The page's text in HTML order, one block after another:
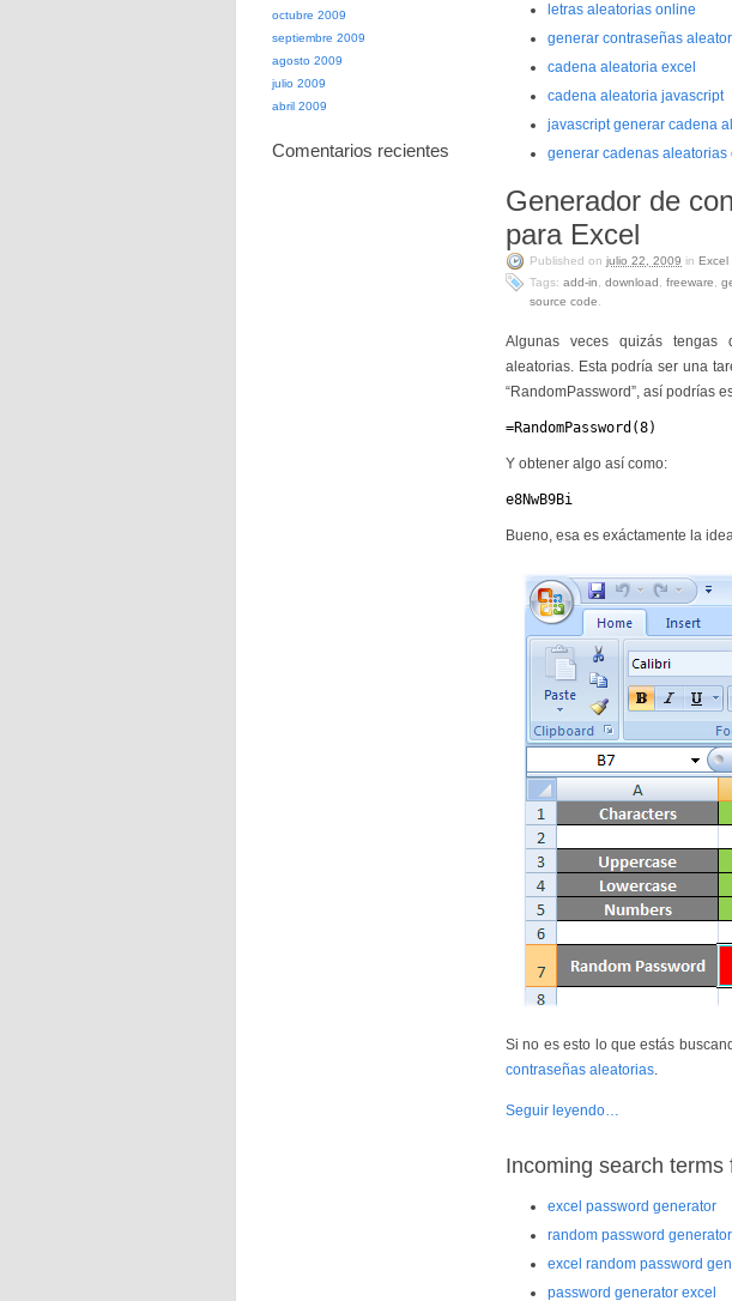
letras aleatorias online
generar contraseñas
cadena aleatoria excel
cadena aleatoria javascript
javascript generar cadena
generar cadenas aleatorias
Generador de
para Excel
Published on julio 22, 2009 in Excel
Tags: add-in download freeware
source code
Algunas veces quizás tengas
aleatorias. Esta podría ser una
“RandomPassword”, así podrías
=RandomPassword(8)
Y obtener algo así como:
e8NwB9Bi
Bueno, esa es exáctamente la
Si no es esto lo que estás
contraseñas aleatorias.
Seguir leyendo…
Incoming search terms
excel password generator
random password generator
excel random password
password generator excel
octubre 2009
septiembre 2009
agosto 2009
julio 2009
abril 2009
Comentarios recientes